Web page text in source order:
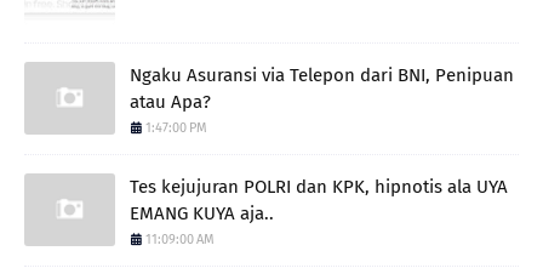
Ngaku Asuransi via Telepon dari BNI, Penipuan
atau Apa?
1:47:00 PM
Tes kejujuran POLRI dan KPK, hipnotis ala UYA
EMANG KUYA aja..
11:09:00 AM